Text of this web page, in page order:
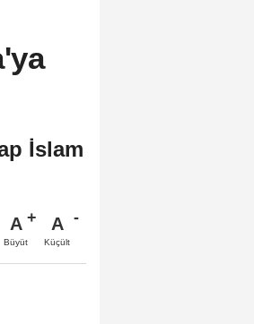
İslam
A
Büyüt
A
Küçült